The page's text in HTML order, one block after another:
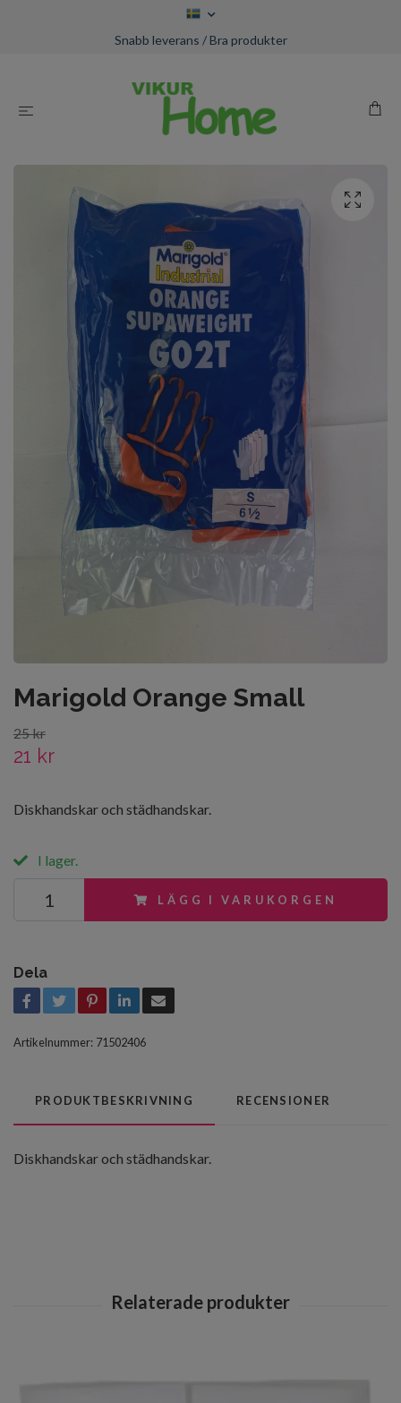
Snabb leverans / Bra produkter
Marigold Orange Small
25 kr
21 kr
Diskhandskar och städhandskar.
I lager.
LÄGG I VARUKORGEN
Dela
Artikelnummer: 71502406
PRODUKTBESKRIVNING RECENSIONER
Diskhandskar och städhandskar.